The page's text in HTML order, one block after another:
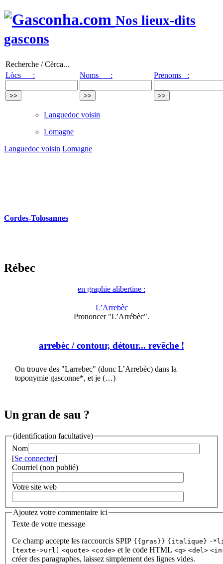
Nos lieux-dits
gascons
Recherche / Cèrca...
Lòcs :
Noms : Prenoms :
Languedoc voisin
Lomagne
Languedoc voisin Lomagne
Cordes-Tolosannes
Rébec
en graphie alibertine :
L’Arrebèc
Prononcer "L’Arrébèc".
arrebèc / contour, détour... revêche !
On trouve des "Larrebec" (donc L’Arrebèc) dans la
toponymie gasconne*, et je (…)
Un gran de sau ?
(identification facultative)
Nom
[Se connecter]
Courriel (non publié)
Votre site web
Ajoutez votre commentaire ici
Texte de votre message
Ce champ accepte les raccourcis SPIP {{gras}} {italique} -
[texte->url]
<quote> <code> et le code HTML <q> <del>
créer des paragraphes, laissez simplement des lignes vides.